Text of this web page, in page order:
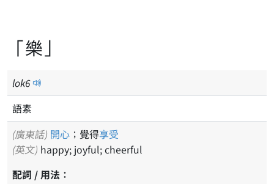
「樂」
lok6
語素
(廣東話) 開心 ；覺得享受
(英文) happy; joyful; cheerful
配詞 / 用法：